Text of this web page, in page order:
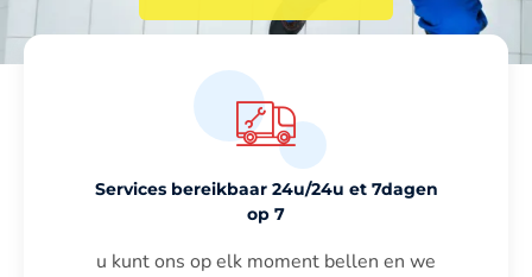
Services bereikbaar 24u/24u et 7dagen
op 7
u kunt ons op elk moment bellen en we